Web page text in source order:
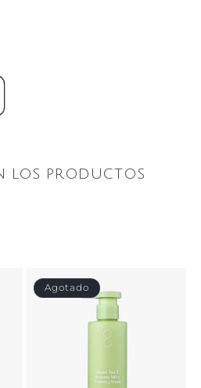
los productos
Agotado